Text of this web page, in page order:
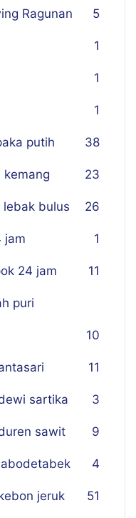
Ragunan 5
1
1
1
putih 38
23
bulus 26
jam 1
24 jam 11
puri
10
11
sartika 3
sawit 9
4
jeruk 51